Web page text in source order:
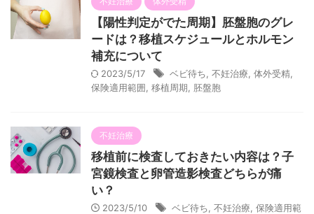
【陽性判定がでた周期】胚盤胞のグレ
ードは？移植スケジュールとホルモン
補充について
2023/5/17 ベビ待ち 不妊治療 体外受精
保険適用範囲 移植周期 胚盤胞
不妊治療
移植前に検査しておきたい内容は？子
宮鏡検査と卵管造影検査どちらが痛
い？
2023/5/10 ベビ待ち 不妊治療 保険適用範